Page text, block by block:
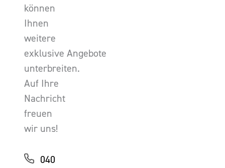
können
Ihnen
weitere
exklusive Angebote
unterbreiten.
Auf Ihre
Nachricht
freuen
wir uns!
040